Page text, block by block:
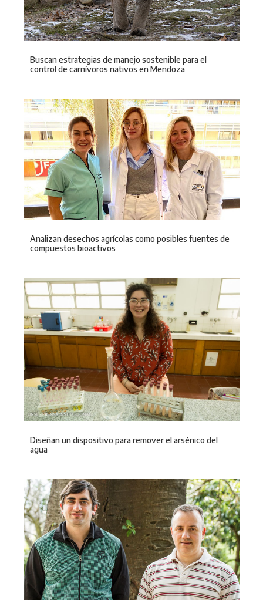
Buscan estrategias de manejo sostenible para el
control de carnívoros nativos en Mendoza
Analizan desechos agrícolas como posibles fuentes de
compuestos bioactivos
Diseñan un dispositivo para remover el arsénico del
agua